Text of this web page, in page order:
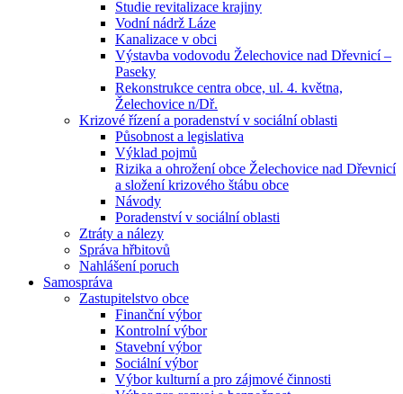
Studie revitalizace krajiny
Vodní nádrž Láze
Kanalizace v obci
Výstavba vodovodu Želechovice nad Dřevnicí –
Paseky
Rekonstrukce centra obce, ul. 4. května,
Želechovice n/Dř.
Krizové řízení a poradenství v sociální oblasti
Působnost a legislativa
Výklad pojmů
Rizika a ohrožení obce Želechovice nad Dřevnicí
a složení krizového štábu obce
Návody
Poradenství v sociální oblasti
Ztráty a nálezy
Správa hřbitovů
Nahlášení poruch
Samospráva
Zastupitelstvo obce
Finanční výbor
Kontrolní výbor
Stavební výbor
Sociální výbor
Výbor kulturní a pro zájmové činnosti